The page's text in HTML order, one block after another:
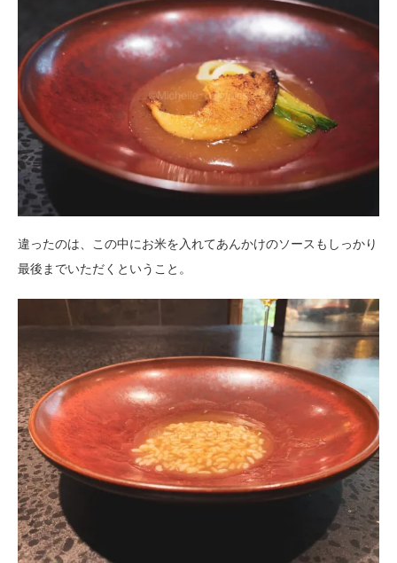
違ったのは、この中にお米を入れてあんかけのソースもしっかり
最後までいただくということ。